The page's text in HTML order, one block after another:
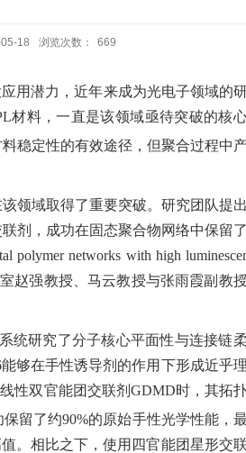
18 浏览次数： 669
用潜力，近年来成为光电子领域的
材料，一直是该领域亟待突破的核
稳定性的有效途径，但聚合过程中
领域取得了重要突破。研究团队提
剂，成功在固态聚合物网络中保留
polymer networks with high
赵强教授、马云教授与张雨霞副教
统研究了分子核心平面性与连接链
能够在手性诱导剂的作用下形成近乎
性双官能团交联剂 GDMD时，其拓
保留了约90%的原始手性光学性能，
。相比之下，使用四官能团星形交